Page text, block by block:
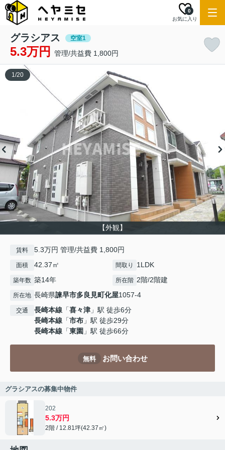
お気に入り
0
グラシアス 空室1
5.3万円 管理/共益費 1,800円
【外観】
1/20
賃料 5.3万円 管理/共益費 1,800円
面積 42.37㎡ 間取り 1LDK
築年数 築14年 所在階 2階/2階建
所在地 長崎県諫早市多良見町化屋1057-4
交通 長崎本線 「喜々津 」駅 徒歩6分
長崎本線 「市布 」駅 徒歩29分
長崎本線 「東園 」駅 徒歩66分
無料 お問い合わせ
グラシアスの募集中物件
202
5.3万円
2階 / 12.81坪(42.37㎡)